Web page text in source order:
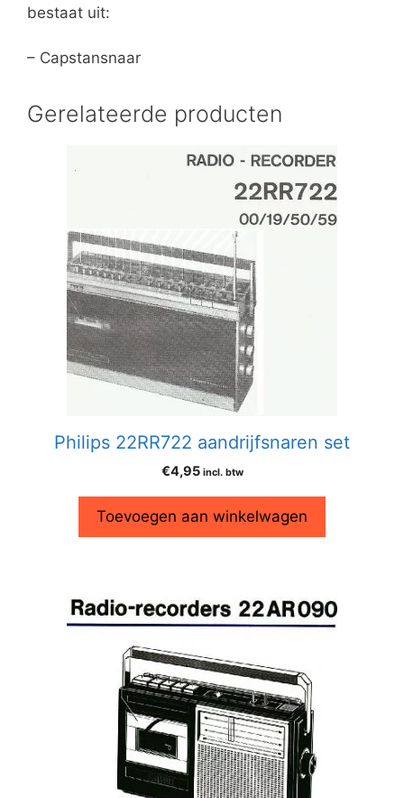
bestaat uit:
– Capstansnaar
Gerelateerde producten
Philips 22RR722 aandrijfsnaren set
€4,95 incl. btw
Toevoegen aan winkelwagen